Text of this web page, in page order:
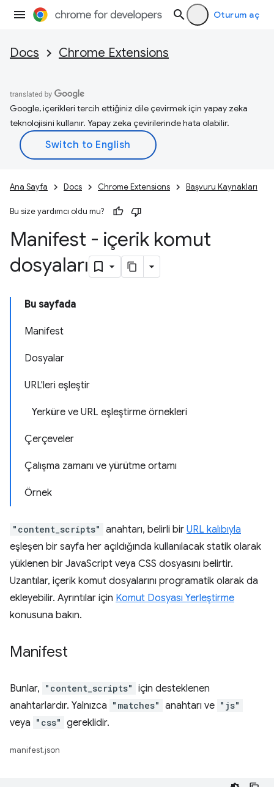
Oturum aç
Docs Chrome Extensions
Google, içerikleri tercih ettiğiniz dile çevirmek için yapay zeka
teknolojisini kullanır. Yapay zeka çevirilerinde hata olabilir.
Ana Sayfa Docs Chrome Extensions Başvuru Kaynakları
Bu size yardımcı oldu mu?
Manifest - içerik komut
dosyaları
Bu sayfada
Manifest
Dosyalar
URL'leri eşleştir
Yerküre ve URL eşleştirme örnekleri
Çerçeveler
Çalışma zamanı ve yürütme ortamı
Örnek
"content_scripts" anahtarı, belirli bir URL kalıbıyla
eşleşen bir sayfa her açıldığında kullanılacak statik olarak
yüklenen bir JavaScript veya CSS dosyasını belirtir.
Uzantılar, içerik komut dosyalarını programatik olarak da
ekleyebilir. Ayrıntılar için Komut Dosyası Yerleştirme
konusuna bakın.
Manifest
Bunlar, "content_scripts" için desteklenen
anahtarlardır. Yalnızca "matches" anahtarı ve "js"
veya "css" gereklidir.
manifest.json